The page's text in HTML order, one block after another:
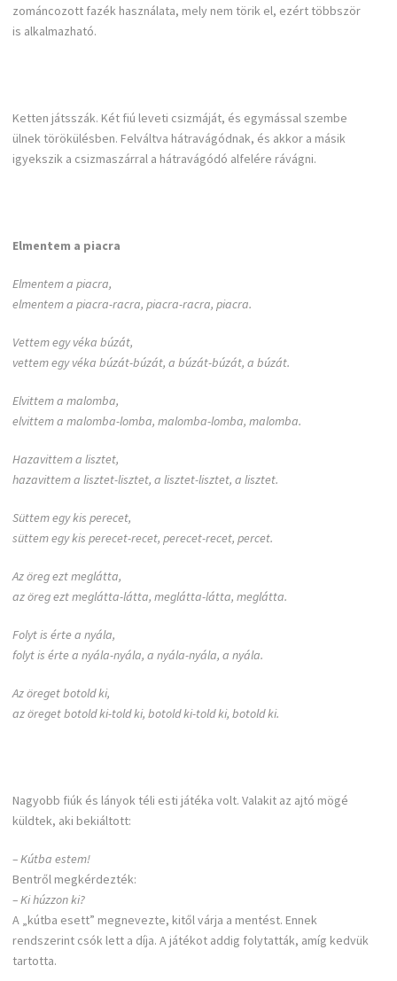
zománcozott fazék használata, mely nem törik el, ezért többször
is alkalmazható.
Ketten játsszák. Két fiú leveti csizmáját, és egymással szembe
ülnek törökülésben. Felváltva hátravágódnak, és akkor a másik
igyekszik a csizmaszárral a hátravágódó alfelére rávágni.
Elmentem a piacra
Elmentem a piacra,
elmentem a piacra-racra, piacra-racra, piacra.
Vettem egy véka búzát,
vettem egy véka búzát-búzát, a búzát-búzát, a búzát.
Elvittem a malomba,
elvittem a malomba-lomba, malomba-lomba, malomba.
Hazavittem a lisztet,
hazavittem a lisztet-lisztet, a lisztet-lisztet, a lisztet.
Süttem egy kis perecet,
süttem egy kis perecet-recet, perecet-recet, percet.
Az öreg ezt meglátta,
az öreg ezt meglátta-látta, meglátta-látta, meglátta.
Folyt is érte a nyála,
folyt is érte a nyála-nyála, a nyála-nyála, a nyála.
Az öreget botold ki,
az öreget botold ki-told ki, botold ki-told ki, botold ki.
Nagyobb fiúk és lányok téli esti játéka volt. Valakit az ajtó mögé
küldtek, aki bekiáltott:
– Kútba estem!
Bentről megkérdezték:
– Ki húzzon ki?
A „kútba esett” megnevezte, kitől várja a mentést. Ennek
rendszerint csók lett a díja. A játékot addig folytatták, amíg kedvük
tartotta.